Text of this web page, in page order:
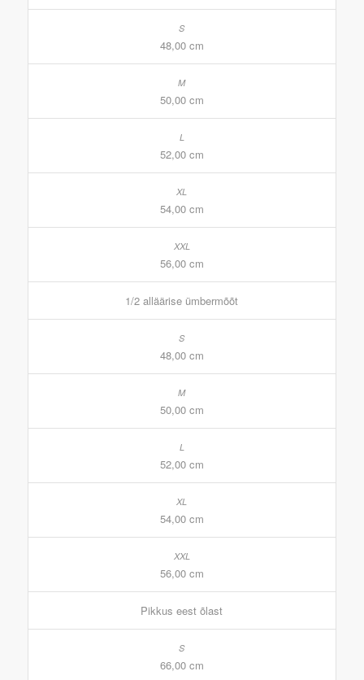
48,00 cm
50,00 cm
52,00 cm
54,00 cm
56,00 cm
1/2 alläärise ümbermõõt
48,00 cm
50,00 cm
52,00 cm
54,00 cm
56,00 cm
Pikkus eest õlast
66,00 cm